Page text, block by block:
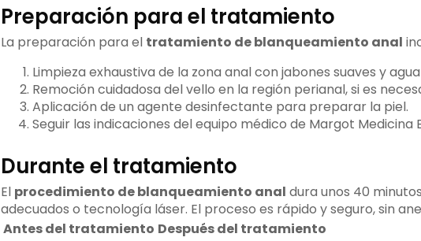
Preparación para el tratamiento
La preparación para el tratamiento de blanqueamiento anal
Limpieza exhaustiva de la zona anal con jabones suaves y
Remoción cuidadosa del vello en la región perianal, si es
Aplicación de un agente desinfectante para preparar la piel.
Seguir las indicaciones del equipo médico de Margot Medicina
Durante el tratamiento
El procedimiento de blanqueamiento anal dura unos 40
adecuados o tecnología láser. El proceso es rápido y seguro, sin
Antes del tratamiento Después del tratamiento